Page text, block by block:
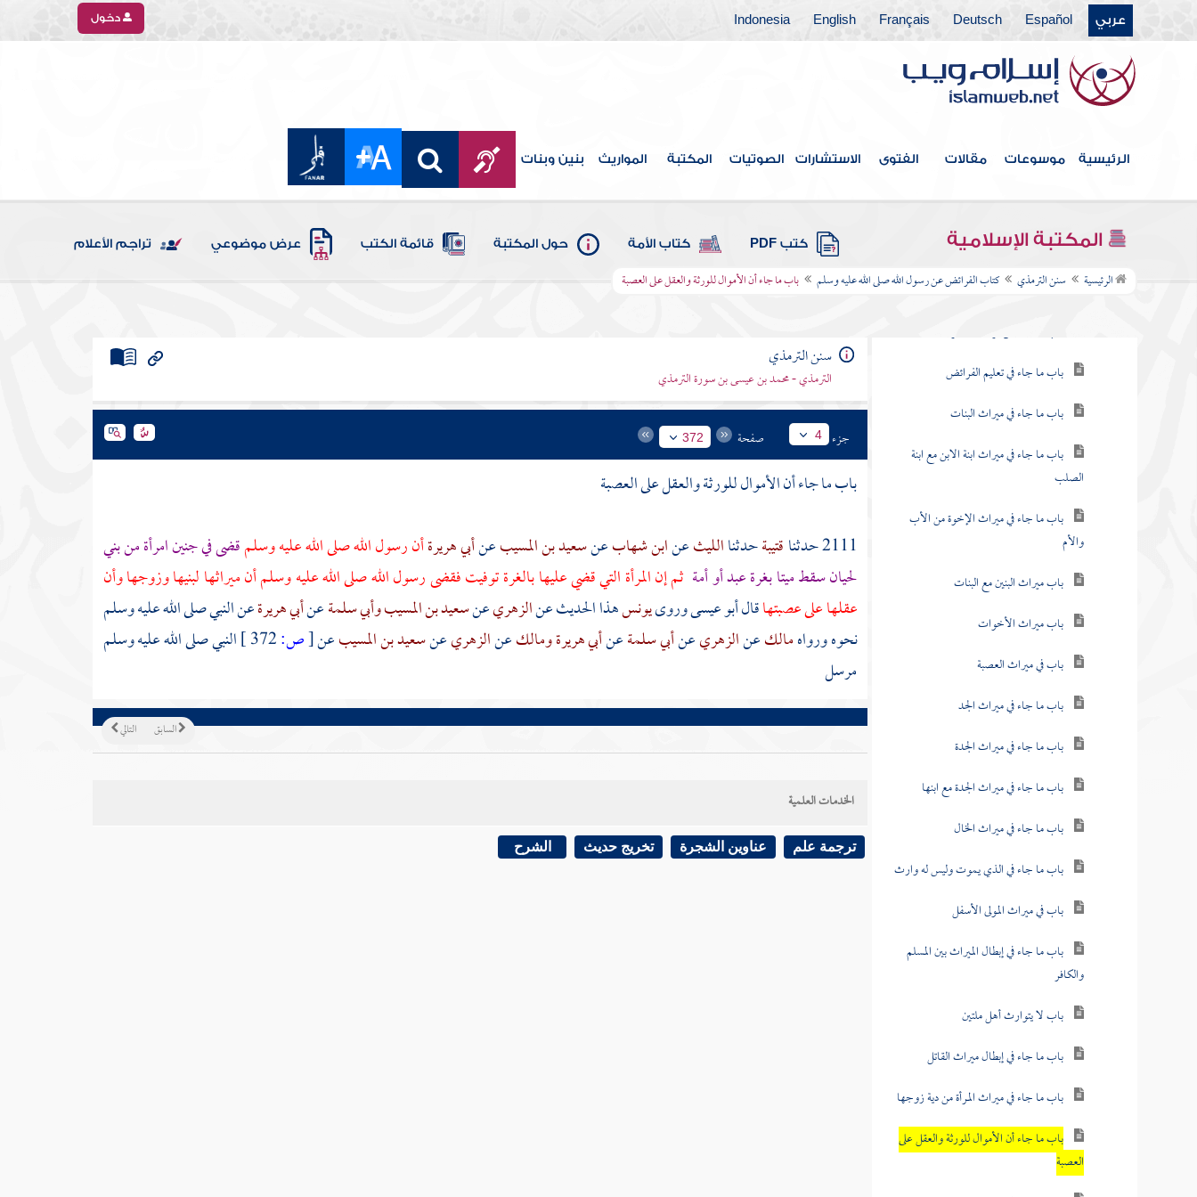
عربي Español
Deutsch
Français
English
Indonesia دخول
الرئيسية موسوعات مقالات الفتوى الاستشارات الصوتيات المكتبة المواريث بنين وبنات
المكتبة الإسلامية كتب PDF كتاب الأمة حول المكتبة قائمة الكتب عرض موضوعي تراجم الأعلام
الرئيسية سنن الترمذي كتاب الفرائض عن رسول الله صلى الله عليه وسلم باب ما جاء أن الأموال للورثة والعقل على العصبة
كتاب الأطعمة عن رسول الله صلى الله عليه
وسلم
كتاب الأشربة عن رسول الله صلى الله عليه
وسلم
كتاب البر والصلة عن رسول الله صلى الله عليه
وسلم
وسلم
كتاب الفرائض عن رسول الله صلى الله عليه
باب ما جاء من ترك مالا فلورثته
باب ما جاء في تعليم الفرائض
باب ما جاء في ميراث البنات
باب ما جاء في ميراث ابنة الابن مع ابنة
الصلب
باب ما جاء في ميراث الإخوة من الأب
والأم
باب ميراث البنين مع البنات
باب ميراث الأخوات
باب في ميراث العصبة
باب ما جاء في ميراث الجد
باب ما جاء في ميراث الجدة
باب ما جاء في ميراث الجدة مع ابنها
باب ما جاء في ميراث الخال
باب ما جاء في الذي يموت وليس له وارث
باب في ميراث المولى الأسفل
باب ما جاء في إبطال الميراث بين المسلم
والكافر
باب لا يتوارث أهل ملتين
باب ما جاء في إبطال ميراث القاتل
باب ما جاء في ميراث المرأة من دية زوجها
باب ما جاء أن الأموال للورثة والعقل على
العصبة
سنن الترمذي
الترمذي - محمد بن عيسى بن سورة الترمذي
جزء 4 صفحة 372
باب ما جاء أن الأموال للورثة والعقل على العصبة
2111 حدثنا
قتيبةحدثناالليثعنابن شهابعنسعيد بن المسيبعنأبي هريرةأن رسول الله صلى الله عليه وسلمقضى في جنين امرأة منبني
لحيانسقط ميتا بغرة عبد أو أمة ثم إن المرأة التي قضي عليها بالغرة توفيت فقضى رسول الله صلى الله عليه وسلم أن ميراثها لبنيها وزوجها وأن
عقلها على عصبتهاقال أبو عيسى وروىيونسهذا الحديث عنالزهريعنسعيد بن المسيبوأبي سلمةعنأبي هريرةعن النبي صلى الله عليه وسلم
نحوه ورواهمالكعنالزهريعنأبي سلمةعنأبي هريرةومالكعنالزهريعنسعيد بن المسيبعن[ص:
النبي صلى الله عليه وسلم
مرسل
التالي السابق
الخدمات العلمية
ترجمة علم عناوين الشجرة تخريج حديث الشرح